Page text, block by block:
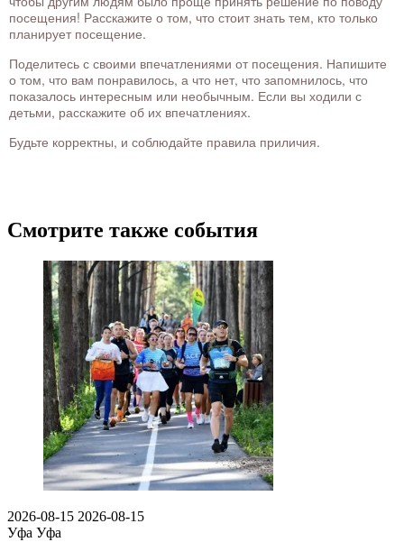
посещения! Расскажите о том, что стоит знать тем, кто только
планирует посещение.
Поделитесь с своими впечатлениями от посещения. Напишите
о том, что вам понравилось, а что нет, что запомнилось, что
показалось интересным или необычным. Если вы ходили с
детьми, расскажите об их впечатлениях.
Будьте корректны, и соблюдайте правила приличия.
Смотрите также события
2026-08-15 2026-08-15
Уфа Уфа